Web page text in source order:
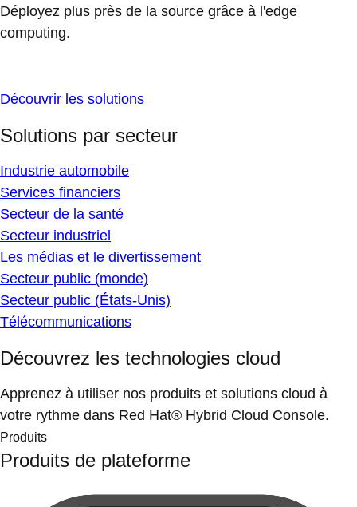
Déployez plus près de la source grâce à l'edge
computing.
Découvrir les solutions
Solutions par secteur
Industrie automobile
Services financiers
Secteur de la santé
Secteur industriel
Les médias et le divertissement
Secteur public (monde)
Secteur public (États-Unis)
Télécommunications
Découvrez les technologies cloud
Apprenez à utiliser nos produits et solutions cloud à
votre rythme dans Red Hat® Hybrid Cloud Console.
Produits
Produits de plateforme